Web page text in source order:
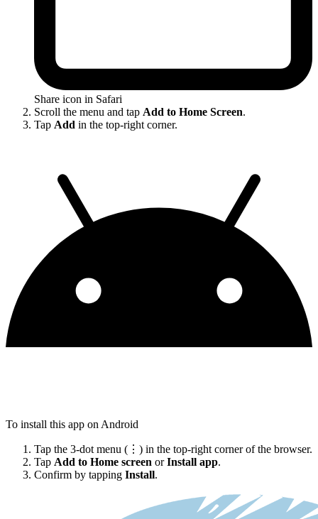
Share icon in Safari
Scroll the menu and tap Add to Home Screen.
Tap Add in the top-right corner.
To install this app on Android
Tap the 3-dot menu (⋮) in the top-right corner of the browser.
Tap Add to Home screen orInstall app.
Confirm by tapping Install.